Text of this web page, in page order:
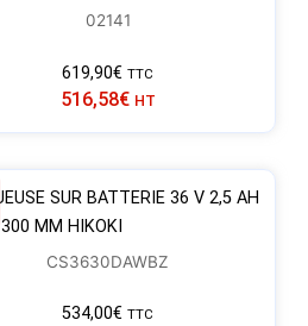
02141
619,90€ TTC
516,58€ HT
SUR BATTERIE 36 V 2,5 AH
MM HIKOKI
CS3630DAWBZ
534,00€ TTC